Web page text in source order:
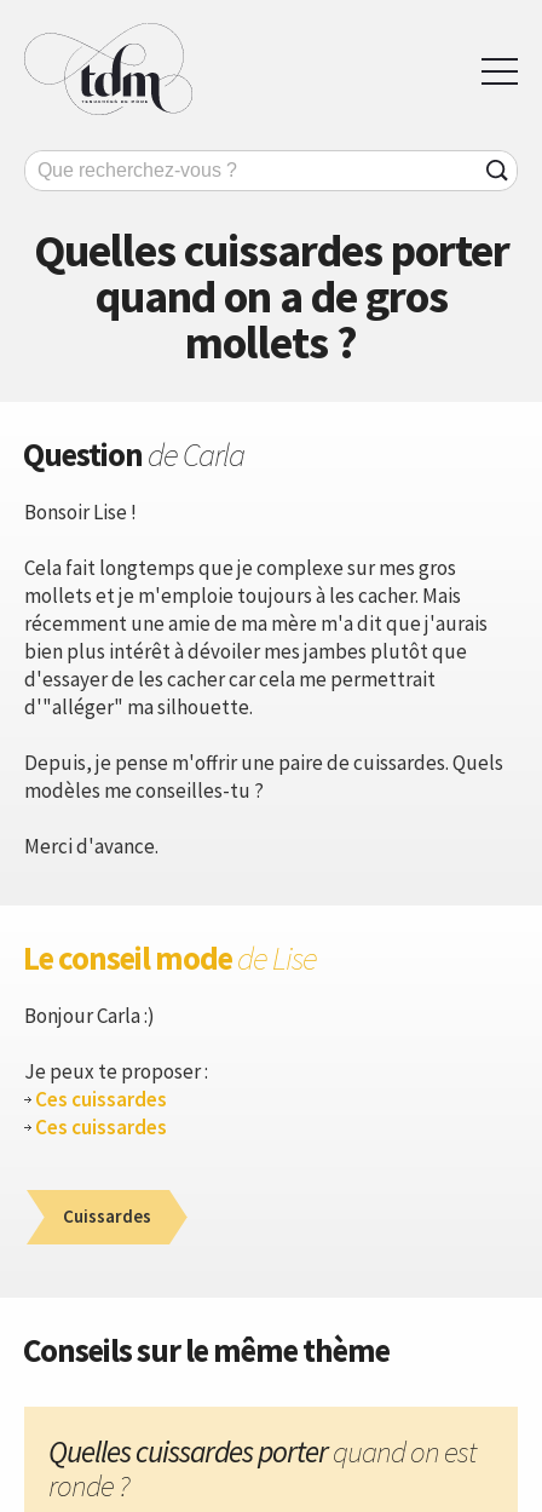
Quelles cuissardes porter
quand on a de gros
mollets ?
Questionde Carla
Bonsoir Lise !
Cela fait longtemps que je complexe sur mes gros
mollets et je m'emploie toujours à les cacher. Mais
récemment une amie de ma mère m'a dit que j'aurais
bien plus intérêt à dévoiler mes jambes plutôt que
d'essayer de les cacher car cela me permettrait
d'"alléger" ma silhouette.
Depuis, je pense m'offrir une paire de cuissardes. Quels
modèles me conseilles-tu ?
Merci d'avance.
Le conseil modede Lise
Bonjour Carla :)
Je peux te proposer :
Ces cuissardes
Ces cuissardes
Cuissardes
Conseils sur le même thème
Quelles cuissardes porterquand on est
ronde ?